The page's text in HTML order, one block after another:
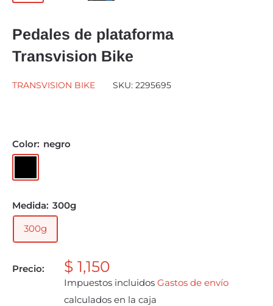
Pedales de plataforma
Transvision Bike
TRANSVISION BIKE SKU: 2295695
Color: negro
Medida: 300g
300g
Precio: $ 1,150
Impuestos incluidos Gastos de envío
calculados en la caja